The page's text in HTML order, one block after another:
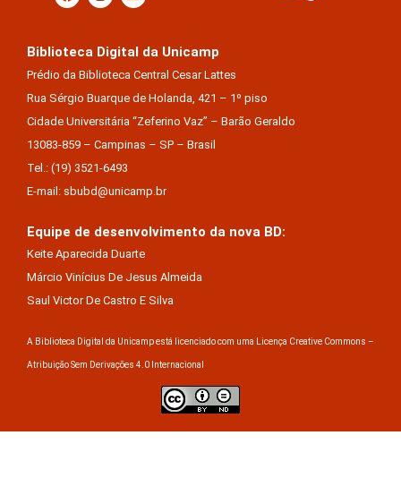
Biblioteca Digital da Unicamp
Prédio da Biblioteca Central Cesar Lattes
Rua Sérgio Buarque de Holanda, 421 – 1º piso
Cidade Universitária “Zeferino Vaz” – Barão Geraldo
13083-859 – Campinas – SP – Brasil
Tel.: (19) 3521-6493
E-mail: sbubd@unicamp.br
Equipe de desenvolvimento da nova BD:
Keite Aparecida Duarte
Márcio Vinícius De Jesus Almeida
Saul Victor De Castro E Silva
A Biblioteca Digital da Unicamp está licenciado com uma Licença Creative Commons –
Atribuição Sem Derivações 4.0 Internacional